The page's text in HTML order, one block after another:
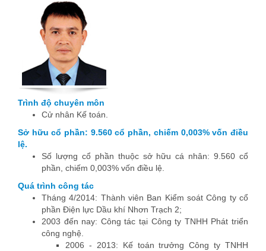
Trình độ chuyên môn
Cử nhân Kế toán.
Sở hữu cổ phần: 9.560 cổ phần, chiếm 0,003% vốn điều
lệ.
Số lượng cổ phần thuộc sở hữu cá nhân: 9.560 cổ
phần, chiếm 0,003% vốn điều lệ.
Quá trình công tác
Tháng 4/2014: Thành viên Ban Kiểm soát Công ty cổ
phần Điện lực Dầu khí Nhơn Trạch 2;
2003 đến nay: Công tác tại Công ty TNHH Phát triển
công nghệ.
2006 - 2013: Kế toán trưởng Công ty TNHH